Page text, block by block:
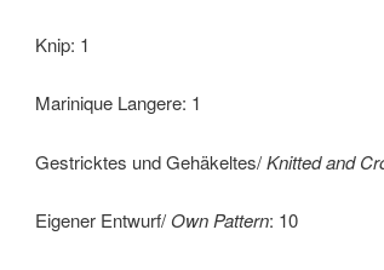
Knip: 1
Marinique Langere: 1
Gestricktes und Gehäkeltes/Knitted and
Eigener Entwurf/ Own Pattern: 10